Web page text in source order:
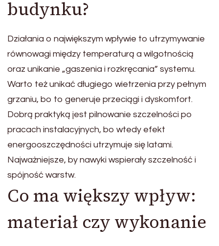
budynku?
Działania o największym wpływie to utrzymywanie
równowagi między temperaturą a wilgotnością
oraz unikanie „gaszenia i rozkręcania” systemu.
Warto też unikać długiego wietrzenia przy pełnym
grzaniu, bo to generuje przeciągi i dyskomfort.
Dobrą praktyką jest pilnowanie szczelności po
pracach instalacyjnych, bo wtedy efekt
energooszczędności utrzymuje się latami.
Najważniejsze, by nawyki wspierały szczelność i
spójność warstw.
Co ma większy wpływ:
materiał czy wykonanie